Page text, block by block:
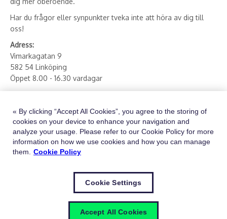
Har du frågor eller synpunkter tveka inte att höra av dig till
oss!
Adress:
Vimarkagatan 9
582 54 Linköping
Öppet 8.00 - 16.30 vardagar
Besök vår instagram via länken nedan
Hjälpmedelsbutiken Plaza (@hjalpmedelsbutiken_plaza)
Information omGDPR
« By clicking “Accept All Cookies”, you agree to the storing of
cookies on your device to enhance your navigation and
analyze your usage. Please refer to our Cookie Policy for more
information on how we use cookies and how you can manage
them.
Cookie Policy
Cookie Settings
Accept All Cookies